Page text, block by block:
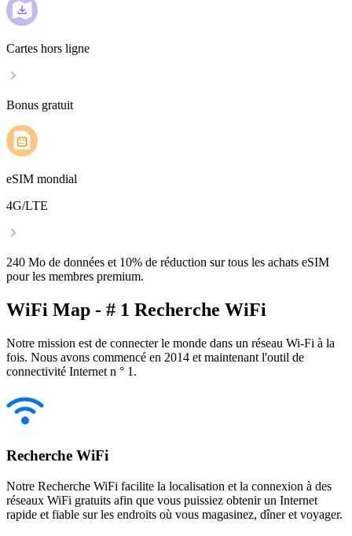
Cartes hors ligne
Bonus gratuit
eSIM mondial
4G/LTE
240 Mo de données et 10% de réduction sur tous les achats eSIM
pour les membres premium.
WiFi Map - # 1 Recherche WiFi
Notre mission est de connecter le monde dans un réseau Wi-Fi à la
fois. Nous avons commencé en 2014 et maintenant l'outil de
connectivité Internet n ° 1.
Recherche WiFi
Notre Recherche WiFi facilite la localisation et la connexion à des
réseaux WiFi gratuits afin que vous puissiez obtenir un Internet
rapide et fiable sur les endroits où vous magasinez, dîner et voyager.